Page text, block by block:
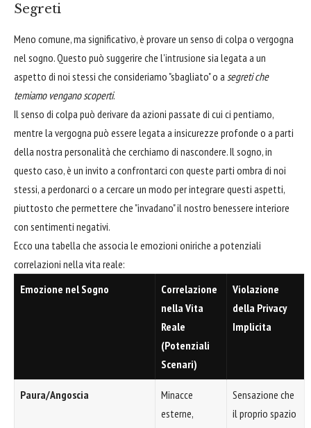
Segreti
Meno comune, ma significativo, è provare un senso di colpa o vergogna
nel sogno. Questo può suggerire che l'intrusione sia legata a un
aspetto di noi stessi che consideriamo "sbagliato" o a segreti che
temiamo vengano scoperti.
Il senso di colpa può derivare da azioni passate di cui ci pentiamo,
mentre la vergogna può essere legata a insicurezze profonde o a parti
della nostra personalità che cerchiamo di nascondere. Il sogno, in
questo caso, è un invito a confrontarci con queste parti ombra di noi
stessi, a perdonarci o a cercare un modo per integrare questi aspetti,
piuttosto che permettere che "invadano" il nostro benessere interiore
con sentimenti negativi.
Ecco una tabella che associa le emozioni oniriche a potenziali
correlazioni nella vita reale:
Emozione nel Sogno
Correlazione
nella Vita
Reale
(Potenziali
Scenari)
Violazione
della Privacy
Implicita
Paura/Angoscia
Minacce
esterne,
Sensazione che
il proprio spazio